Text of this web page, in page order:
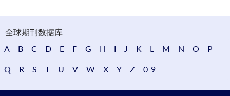
全球期刊数据库
A
B C D E F G H I J K L M N O P
Q R S T U V W X Y Z 0-9